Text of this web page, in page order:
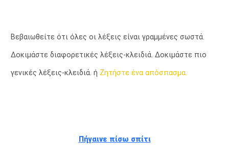
ΠΟΙΟΤΙΚΌΣ
ΈΛΕΓΧΟΣ
Βεβαιωθείτε ότι όλες οι λέξεις είναι γραμμένες σωστά.
Δοκιμάστε διαφορετικές λέξεις-κλειδιά. Δοκιμάστε πιο
γενικές λέξεις-κλειδιά. ή Ζητήστε ένα απόσπασμα.
Πήγαινε πίσω σπίτι